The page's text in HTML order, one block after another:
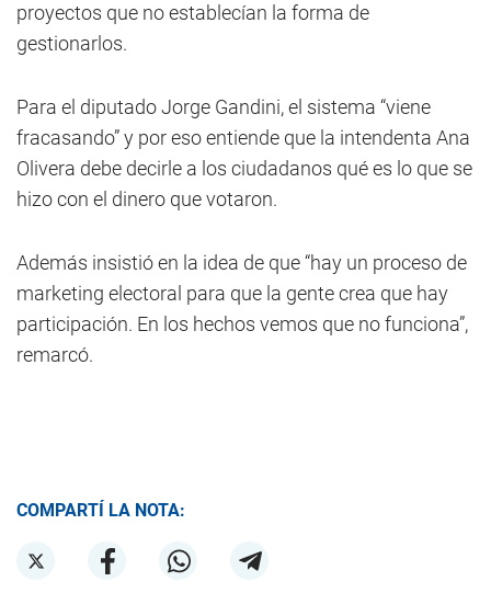
proyectos que no establecían la forma de
gestionarlos.
Para el diputado Jorge Gandini, el sistema “viene
fracasando” y por eso entiende que la intendenta Ana
Olivera debe decirle a los ciudadanos qué es lo que se
hizo con el dinero que votaron.
Además insistió en la idea de que “hay un proceso de
marketing electoral para que la gente crea que hay
participación. En los hechos vemos que no funciona”,
remarcó.
COMPARTÍ LA NOTA: